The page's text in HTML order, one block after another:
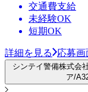
交通費支給
未経験OK
短期OK
詳細を見る 応募画
シンテイ警備株式会
ア/